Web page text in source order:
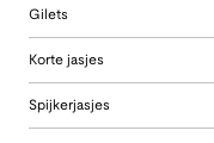
Gilets
Korte jasjes
Spijkerjasjes